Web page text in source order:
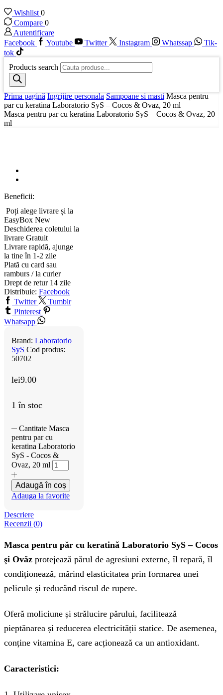
Wishlist 0
Compare 0
Autentificare
Facebook
Youtube Twitter Instagram Whatssap
Tik-
tok
Products search
Prima pagină Ingrijire personala Sampoane si masti Masca pentru
par cu keratina Laboratorio SyS – Cocos & Ovaz, 20 ml
Masca pentru par cu keratina Laboratorio SyS – Cocos & Ovaz, 20
ml
Beneficii:
Poți alege livrare și la
EasyBox New
Deschiderea coletului la
livrare Gratuit
Livrare rapidă, ajunge
la tine în 1-2 zile
Plată cu card sau
ramburs / la curier
Drept de retur 14 zile
Distribuie: Facebook
Twitter
Tumblr
Pinterest
Whatsapp
Brand: Laboratorio
SyS Cod produs:
50702
lei9.00
1 în stoc
Cantitate Masca
pentru par cu
keratina Laboratorio
SyS - Cocos &
Ovaz, 20 ml
Adaugă în coș
Adauga la favorite
Descriere
Recenzii (0)
Masca pentru păr cu keratină Laboratorio SyS – Cocos
şi Ovăz protejează părul de agresiuni externe, îl repară, îl
condiționează, mărind elasticitatea prin formarea unei
pelicule și reducând riscul de rupere.
Oferă moliciune și strălucire părului, facilitează
pieptănarea și reducerea electricității statice. De asemenea,
conține vitamina E, care acționează ca un antioxidant.
Caracteristici: